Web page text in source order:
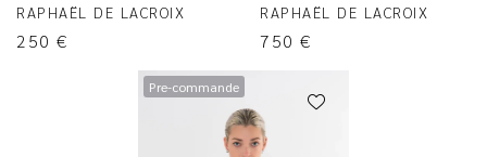
RAPHAËL DE LACROIX
250 €
RAPHAËL DE LACROIX
750 €
Pre-commande